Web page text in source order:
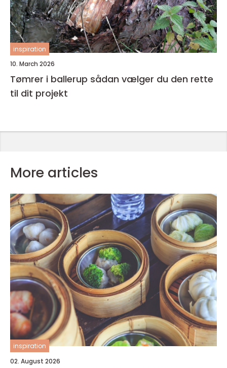
inspiration
10. March 2026
Tømrer i ballerup sådan vælger du den rette
til dit projekt
More articles
inspiration
02. August 2026